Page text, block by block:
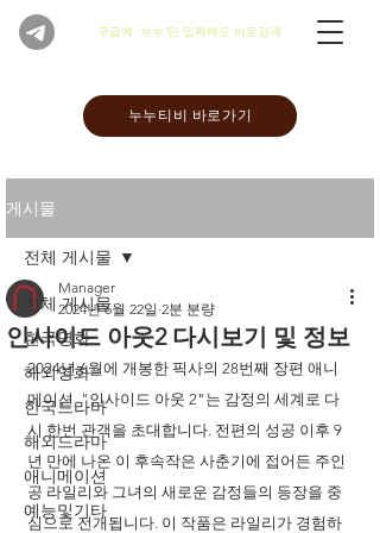
​구글에 '누누'만 입력해도 바로검색
누누티비 바로가기
게시물
전체 게시물
한국영화
해외영화
한국드라마
해외드라마
애니메이션
예능및기타
전체 게시물
인사이드 아웃2 다시보기 및 정보
Manager
2024년 6월 22일 2분 분량
2024년 6월에 개봉한 픽사의 28번째 장편 애니
메이션, "인사이드 아웃 2"는 감정의 세계로 다
시 한번 관객을 초대합니다. 전편의 성공 이후 9
년 만에 나온 이 후속작은 사춘기에 접어든 주인
공 라일리와 그녀의 새로운 감정들의 등장을 중
심으로 전개됩니다. 이 작품은 라일리가 경험하